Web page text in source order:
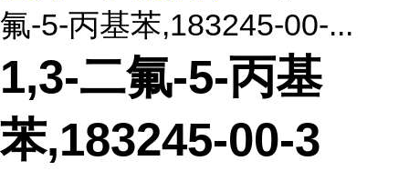
氟-5-丙基苯,183245-00-...
1,3-二氟-5-丙基
苯,183245-00-3